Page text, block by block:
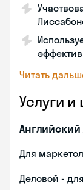
Читать
Услуги и
Для
Деловой -